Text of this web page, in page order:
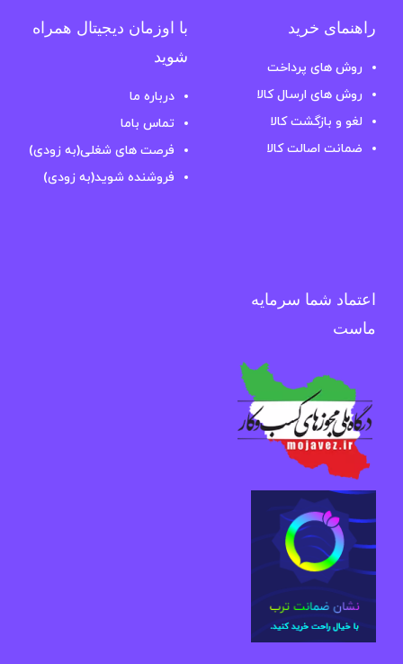
راهنمای خرید
روش های پرداخت
روش های ارسال کالا
لغو و بازگشت کالا
ضمانت اصالت کالا
با اوزمان دیجیتال همراه
شوید
درباره ما
تماس باما
فرصت های شغلی(به زودی)
فروشنده شوید(به زودی)
اعتماد شما سرمایه
ماست